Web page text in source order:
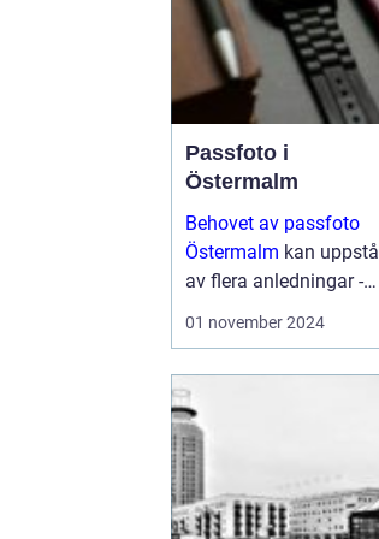
Passfoto i
Östermalm
Behovet av passfoto
Östermalm kan uppstå
av flera anledningar -
vare sig det handlar om
kanske byta ut sitt k&...
01 november 2024